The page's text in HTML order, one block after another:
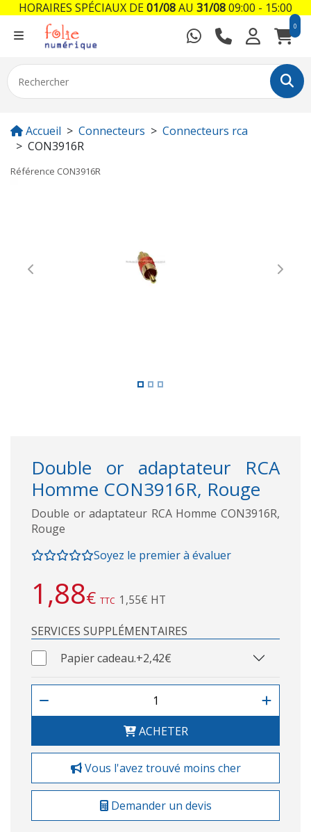
0
Accueil Connecteurs
Connecteurs rca
CON3916R
Référence CON3916R
Previous Next
Double or adaptateur RCA
Homme CON3916R, Rouge
Double or adaptateur RCA Homme CON3916R,
Rouge
Soyez le premier à évaluer
1,88€ TTC 1,55€ HT
SERVICES SUPPLÉMENTAIRES
Papier cadeau.+2,42€
ACHETER
Vous l'avez trouvé moins cher
Demander un devis
HORAIRES SPÉCIAUX DE01/08AU 31/0809:00 - 15:00